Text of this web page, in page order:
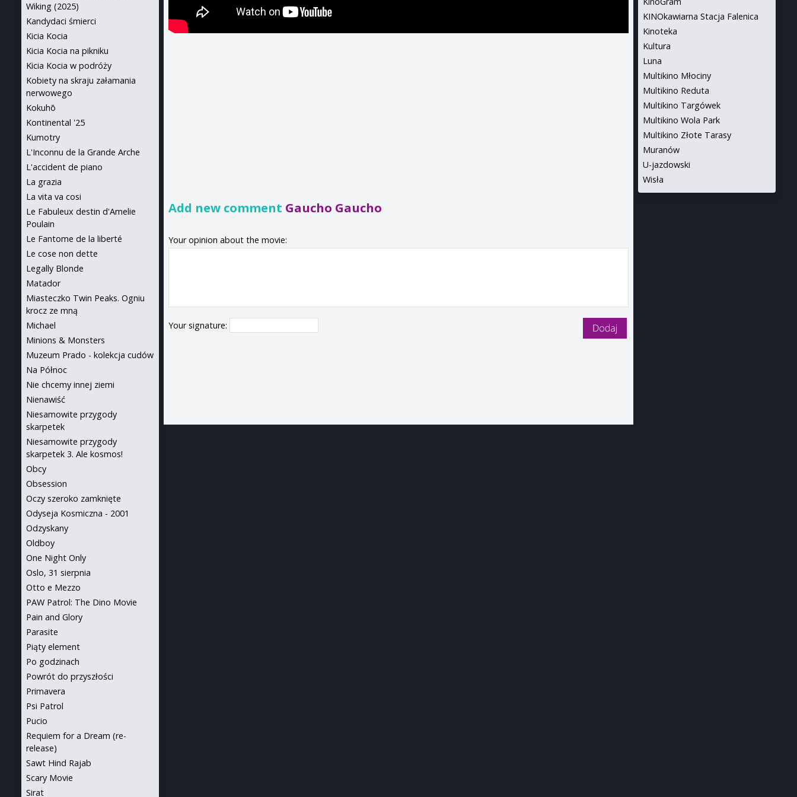
Add new comment Gaucho Gaucho
Your opinion about the movie:
Your signature:
KINOkawiarna Stacja Falenica
Kinoteka
Kultura
Luna
Multikino Młociny
Multikino Reduta
Multikino Targówek
Multikino Wola Park
Multikino Złote Tarasy
Muranów
U-jazdowski
Wisła
Wiking (2025)
Kandydaci śmierci
Kicia Kocia
Kicia Kocia na pikniku
Kicia Kocia w podróży
Kobiety na skraju załamania
nerwowego
Kokuhō
Kontinental '25
Kumotry
L'Inconnu de la Grande Arche
L'accident de piano
La grazia
La vita va cosi
Le Fabuleux destin d'Amelie
Poulain
Le Fantome de la liberté
Le cose non dette
Legally Blonde
Matador
Miasteczko Twin Peaks. Ogniu
krocz ze mną
Michael
Minions & Monsters
Muzeum Prado - kolekcja cudów
Na Północ
Nie chcemy innej ziemi
Nienawiść
Niesamowite przygody
skarpetek
Niesamowite przygody
skarpetek 3. Ale kosmos!
Obcy
Obsession
Oczy szeroko zamknięte
Odyseja Kosmiczna - 2001
Odzyskany
Oldboy
One Night Only
Oslo, 31 sierpnia
Otto e Mezzo
PAW Patrol: The Dino Movie
Pain and Glory
Parasite
Piąty element
Po godzinach
Powrót do przyszłości
Primavera
Psi Patrol
Pucio
Requiem for a Dream (re-
release)
Sawt Hind Rajab
Scary Movie
Sirat